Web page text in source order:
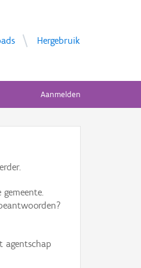
Hergebruik
Aanmelden
agentschap